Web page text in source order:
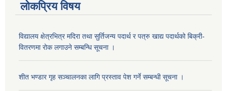
लोकप्रिय विषय
विद्यालय क्षेत्रभित्र मदिरा तथा सुर्तिजन्य पदार्थ र पत्रु खाद्य पदार्थको बिक्री-
वितरणमा रोक लगाउने सम्बन्धि सूचना ।
शीत भण्डार गृह सञ्चालनका लागि प्रस्ताव पेश गर्ने सम्बन्धी सूचना ।